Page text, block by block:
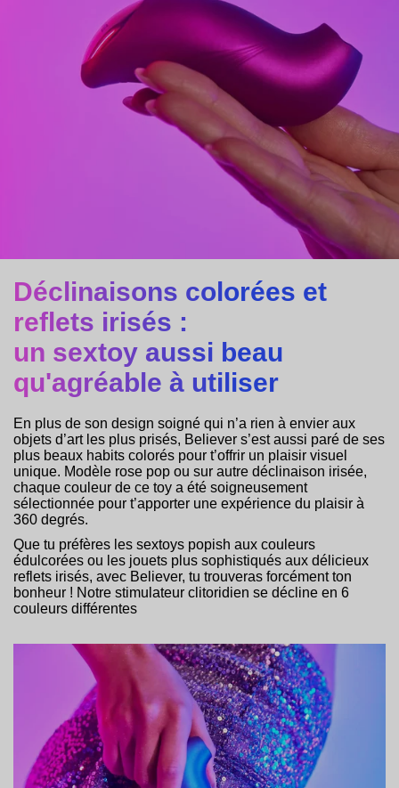
Déclinaisons colorées et
reflets irisés :
un sextoy aussi beau
qu'agréable à utiliser
En plus de son design soigné qui n’a rien à envier aux
objets d’art les plus prisés, Believer s’est aussi paré de ses
plus beaux habits colorés pour t’offrir un plaisir visuel
unique. Modèle rose pop ou sur autre déclinaison irisée,
chaque couleur de ce toy a été soigneusement
sélectionnée pour t’apporter une expérience du plaisir à
360 degrés.
Que tu préfères les sextoys popish aux couleurs
édulcorées ou les jouets plus sophistiqués aux délicieux
reflets irisés, avec Believer, tu trouveras forcément ton
bonheur ! Notre stimulateur clitoridien se décline en 6
couleurs différentes